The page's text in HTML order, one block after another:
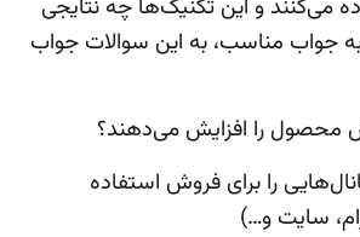
می‌کنند و این تکنیک‌ها چه نتایجی
جواب مناسب، به این سوالات جواب
محصول را افزایش می‌دهند؟
را برای فروش استفاده
سایت و…)